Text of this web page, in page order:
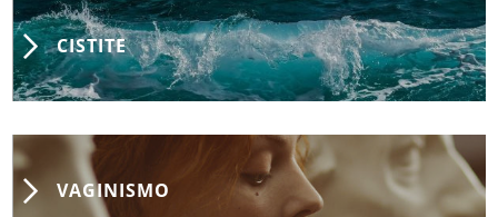
CISTITE
VAGINISMO